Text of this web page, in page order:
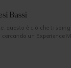
Bassi
questo è ciò che ti
un Experience